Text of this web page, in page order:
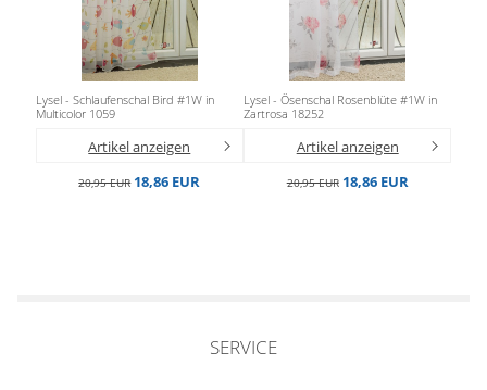
Lysel - Schlaufenschal Bird #1W in
Multicolor 1059
Artikel anzeigen
20,95 EUR 18,86 EUR
Lysel - Ösenschal Rosenblüte #1W in
Zartrosa 18252
Artikel anzeigen
20,95 EUR 18,86 EUR
SERVICE